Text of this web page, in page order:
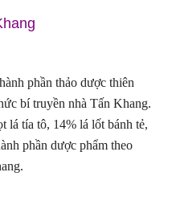
phần thảo dược thiên
bí truyền nhà Tấn Khang.
lá tía tô, 14% lá lốt bánh tẻ,
phần dược phẩm theo